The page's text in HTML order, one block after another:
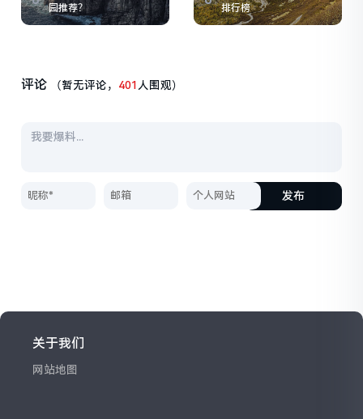
园推荐？
排行榜
评论 （暂无评论， 401 人围观）
发布
关于我们
网站地图